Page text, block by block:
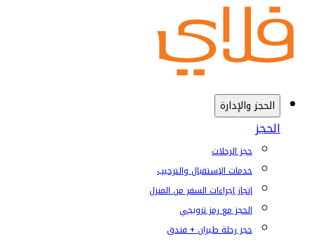
الحجز والإدارة
الحجز
حجز الرحلات
خدمات الإستقبال والترحيب
إنجاز إجراءات السفر من المنزل
الحجز مع رمز ترويجي
حجز رحلة طيران + فندق